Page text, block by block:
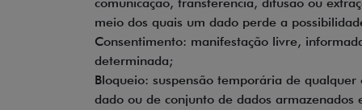
meio dos quais um dado perde a
Consentimento: manifestação livre,
determinada;
Bloqueio: suspensão temporária de
dado ou de conjunto de dados